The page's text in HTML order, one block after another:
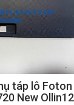
táp lô Foton
New